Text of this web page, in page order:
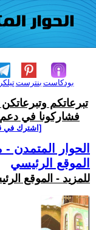
بنترست بودكاست
تبرعاتكم
فشاركونا في دعم
[اشترك في
الحوار المتمدن -
الموقع الرئيسي
للمزيد - الموقع